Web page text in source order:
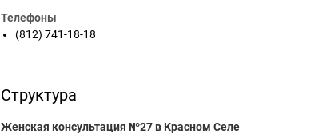
Телефоны
(812) 741-18-18
Структура
Женская консультация №27 в Красном Селе